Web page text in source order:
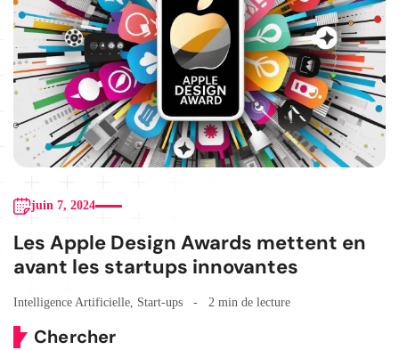
juin 7, 2024
Les Apple Design Awards mettent en
avant les startups innovantes
Intelligence Artificielle, Start-ups 2 min de lecture
Chercher